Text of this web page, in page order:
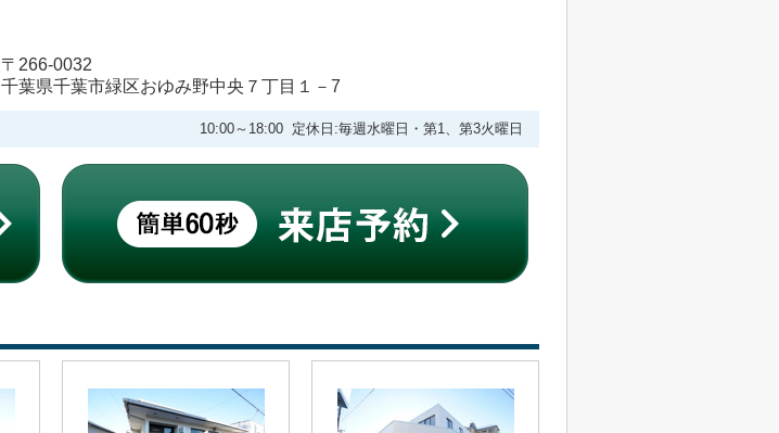
〒266-0032
千葉県千葉市緑区おゆみ野中央７丁目１－7
10:00～18:00 定休日:毎週水曜日・第1、第3火曜日